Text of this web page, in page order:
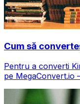
Cum să
Pentru a converti
pe MegaConvert.io